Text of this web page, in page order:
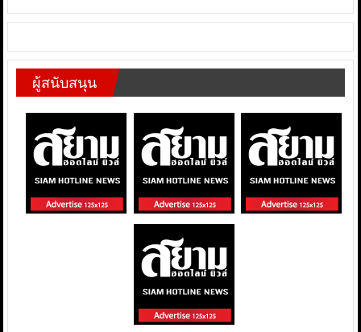
ผู้สนับสนุน